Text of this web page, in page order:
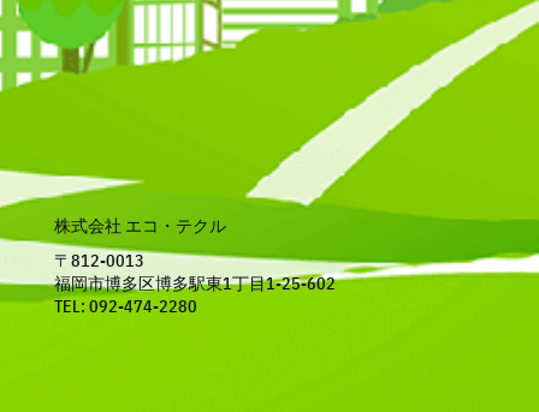
株式会社 エコ・テクル
〒812-0013
福岡市博多区博多駅東1丁目1-25-602
TEL: 092-474-2280